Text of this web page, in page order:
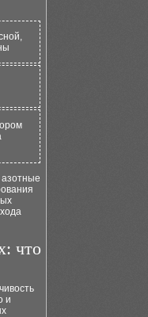
азотные
что
и